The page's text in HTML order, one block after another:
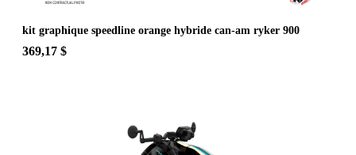
kit graphique speedline orange hybride can-am ryker 900
369,17 $